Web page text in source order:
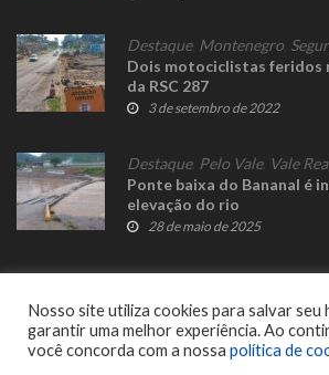
Destaque, Montenegro
Dois motociclistas feridos
da RSC 287
3 de setembro de 2022
Destaque, Pelo Vale, Vale
Ponte baixa do Bananal é
elevação do rio
28 de maio de 2025
Nosso site utiliza cookies para salvar seu
garantir uma melhor experiência. Ao
você concorda com a nossa política de